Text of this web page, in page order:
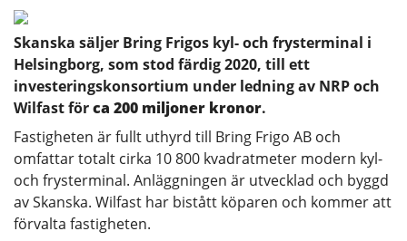
Skanska säljer Bring Frigos kyl- och frysterminal i
Helsingborg, som stod färdig 2020, till ett
investeringskonsortium under ledning av NRP och
Wilfast förca 200 miljoner kronor.
Fastigheten är fullt uthyrd till Bring Frigo AB och
omfattar totalt cirka 10 800 kvadratmeter modern kyl-
och frysterminal. Anläggningen är utvecklad och byggd
av Skanska. Wilfast har bistått köparen och kommer att
förvalta fastigheten.